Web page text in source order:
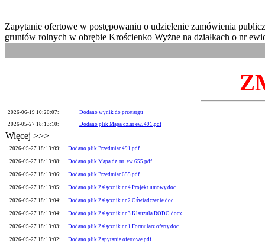
Zapytanie ofertowe w postępowaniu o udzielenie zamówienia
gruntów rolnych w obrębie Krościenko Wyżne na działkach o nr
2026-06-19 10:20:07:
Dodano wynik do przetargu
2026-05-27 18:13:10:
Dodano plik Mapa dz.nr ew. 491.pdf
Więcej >>>
2026-05-27 18:13:09: Dodano plik Przedmiar 491.pdf
2026-05-27 18:13:08: Dodano plik Mapa dz. nr. ew 655.pdf
2026-05-27 18:13:06: Dodano plik Przedmiar 655.pdf
2026-05-27 18:13:05: Dodano plik Załącznik nr 4 Projekt umowy.doc
2026-05-27 18:13:04: Dodano plik Załącznik nr 2 Oświadczenie.doc
2026-05-27 18:13:04: Dodano plik Załącznik nr 3 Klauzula RODO.docx
2026-05-27 18:13:03: Dodano plik Załącznik nr 1 Formularz oferty.doc
2026-05-27 18:13:02: Dodano plik Zapytanie ofertowe.pdf